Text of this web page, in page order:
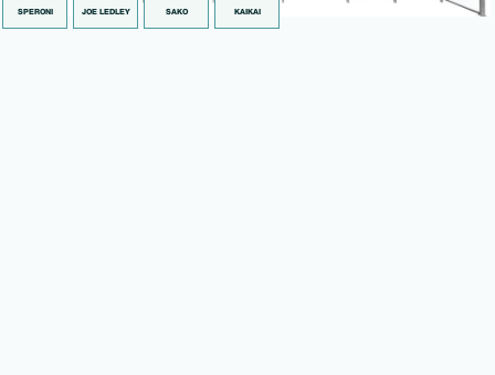
SPERONI JOE LEDLEY SAKO KAIKAI